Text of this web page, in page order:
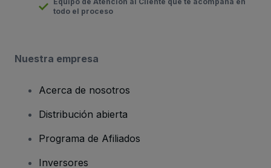
todo el proceso
Nuestra empresa
Acerca de nosotros
Distribución abierta
Programa de Afiliados
Inversores